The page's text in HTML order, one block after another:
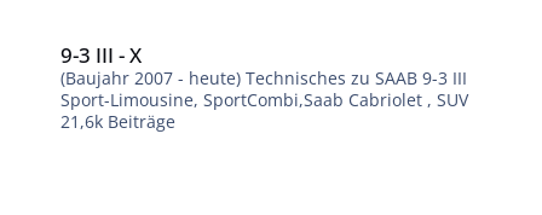
9-3 III - X
(Baujahr 2007 - heute) Technisches zu SAAB 9-3 III
Sport-Limousine, SportCombi,Saab Cabriolet , SUV
21,6k Beiträge